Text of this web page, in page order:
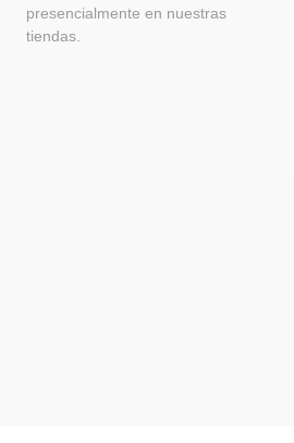
presencialmente en nuestras
tiendas.